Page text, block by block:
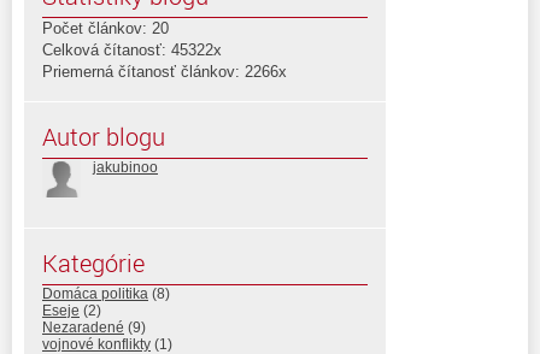
Počet článkov: 20
Celková čítanosť: 45322x
Priemerná čítanosť článkov: 2266x
Autor blogu
jakubinoo
Kategórie
Domáca politika (8)
Eseje (2)
Nezaradené (9)
vojnové konflikty (1)